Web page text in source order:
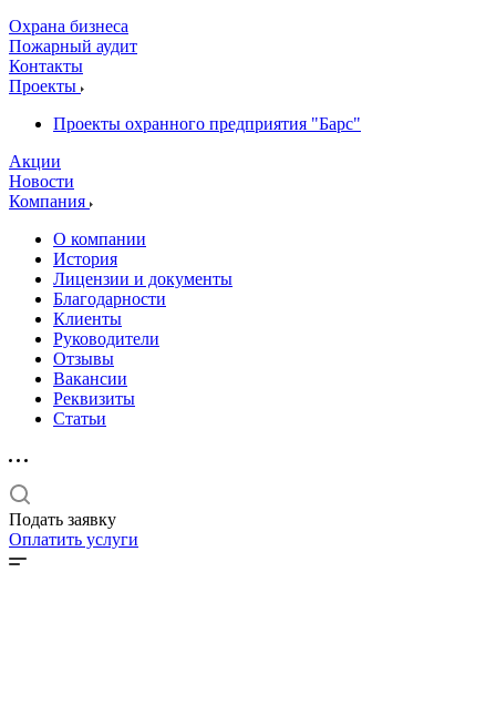
Охрана бизнеса
Пожарный аудит
Контакты
Проекты
Проекты охранного предприятия "Барс"
Акции
Новости
Компания
О компании
История
Лицензии и документы
Благодарности
Клиенты
Руководители
Отзывы
Вакансии
Реквизиты
Статьи
Подать заявку
Оплатить услуги